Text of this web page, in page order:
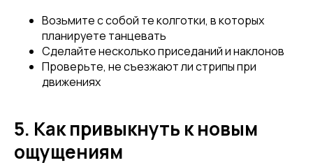
Возьмите с собой те колготки, в которых
планируете танцевать
Сделайте несколько приседаний и наклонов
Проверьте, не съезжают ли стрипы при
движениях
5. Как привыкнуть к новым
ощущениям